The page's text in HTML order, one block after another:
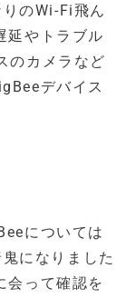
のWi-Fi飛ん
延やトラブル
のカメラなど
デバイス
については
になりました
会って確認を